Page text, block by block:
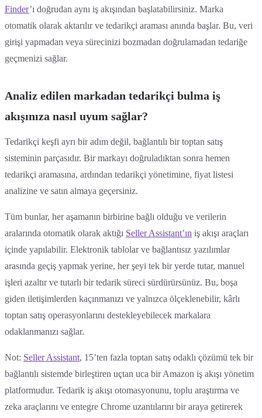
Finder’ı doğrudan aynı iş akışından başlatabilirsiniz. Marka
otomatik olarak aktarılır ve tedarikçi araması anında başlar. Bu, veri
girişi yapmadan veya sürecinizi bozmadan doğrulamadan tedariğe
geçmenizi sağlar.
Analiz edilen markadan tedarikçi bulma iş
akışınıza nasıl uyum sağlar?
Tedarikçi keşfi ayrı bir adım değil, bağlantılı bir toptan satış
sisteminin parçasıdır. Bir markayı doğruladıktan sonra hemen
tedarikçi aramasına, ardından tedarikçi yönetimine, fiyat listesi
analizine ve satın almaya geçersiniz.
Tüm bunlar, her aşamanın birbirine bağlı olduğu ve verilerin
aralarında otomatik olarak aktığı Seller Assistant’ın iş akışı araçları
içinde yapılabilir. Elektronik tablolar ve bağlantısız yazılımlar
arasında geçiş yapmak yerine, her şeyi tek bir yerde tutar, manuel
işleri azaltır ve tutarlı bir tedarik süreci sürdürürsünüz. Bu, boşa
giden iletişimlerden kaçınmanızı ve yalnızca ölçeklenebilir, kârlı
toptan satış operasyonlarını destekleyebilecek markalara
odaklanmanızı sağlar.
Not: Seller Assistant, 15’ten fazla toptan satış odaklı çözümü tek bir
bağlantılı sistemde birleştiren uçtan uca bir Amazon iş akışı yönetim
platformudur. Tedarik iş akışı otomasyonunu, toplu araştırma ve
zeka araçlarını ve entegre Chrome uzantılarını bir araya getirerek